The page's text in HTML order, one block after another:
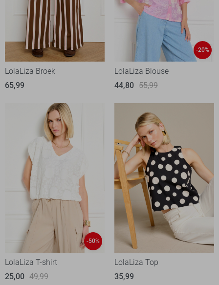
LolaLiza Broek
65,99
-20%
LolaLiza Blouse
44,80 55,99
-50%
LolaLiza T-shirt
25,00 49,99
LolaLiza Top
35,99